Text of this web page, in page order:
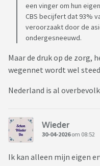
een vinger om hun
CBS becijfert dat 93%
veroorzaakt door de
ondergesneeuwd.
Maar de druk op de zorg,
wegennet wordt wel
Nederland is al
Wieder
30-04-2026om 08:52
Ik kan alleen mijn eigen